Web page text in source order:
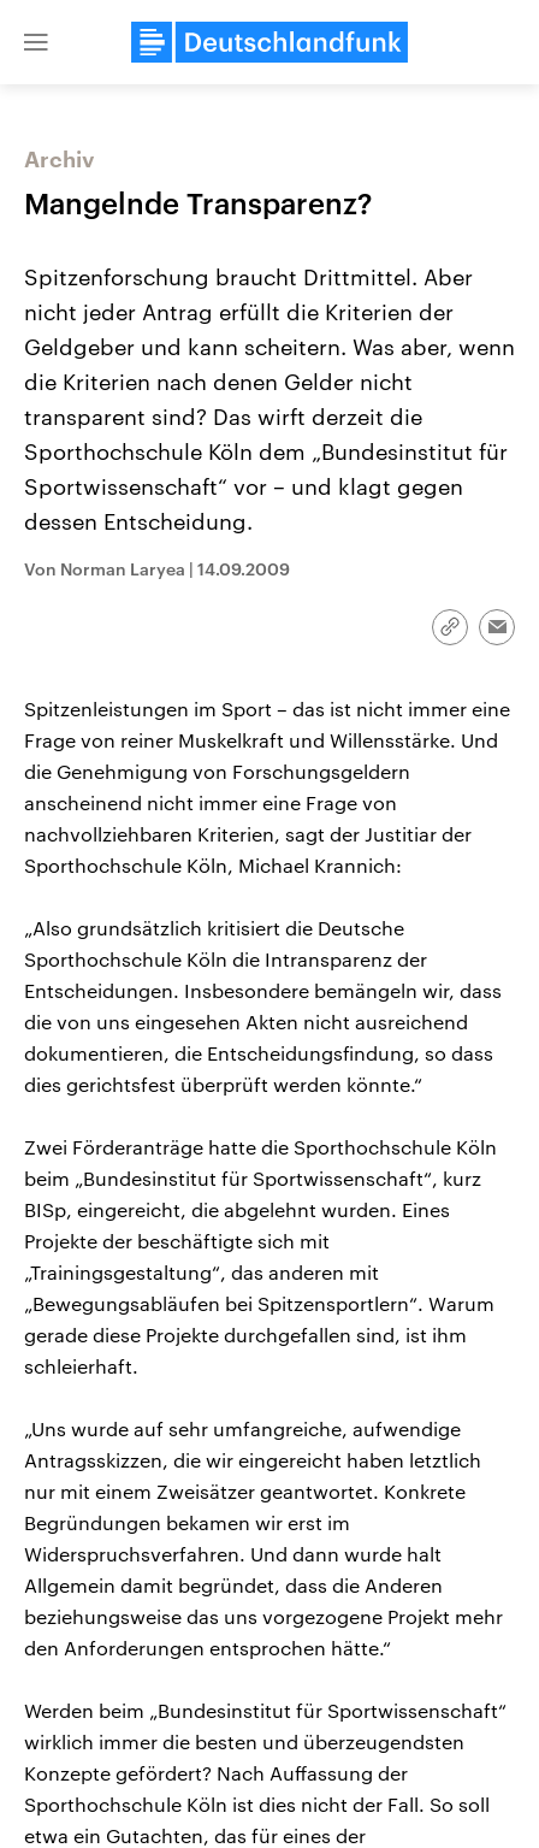
Close
Landtagswahl Sachsen-Anhalt
Alle Informationen
Sachsen-Anhalt wählt am 6.
September 2026 einen neuen
Landtag. Seit 2021 wird das
Bundesland von einer Koalition aus
Umfragen, Prognosen,
USA
Aktuelle Beiträge,
Hintergründe
Wirtschaftlich und
gehören die Vereinigten
Archiv
Mangelnde Transparenz?
Spitzenforschung braucht Drittmittel. Aber
nicht jeder Antrag erfüllt die Kriterien der
Geldgeber und kann scheitern. Was aber, wenn
die Kriterien nach denen Gelder nicht
transparent sind? Das wirft derzeit die
Sporthochschule Köln dem „Bundesinstitut für
Sportwissenschaft“ vor – und klagt gegen
dessen Entscheidung.
Von Norman Laryea | 14.09.2009
Link
Spitzenleistungen im Sport – das ist nicht immer eine
Frage von reiner Muskelkraft und Willensstärke. Und
die Genehmigung von Forschungsgeldern
anscheinend nicht immer eine Frage von
nachvollziehbaren Kriterien, sagt der Justitiar der
Sporthochschule Köln, Michael Krannich:
„Also grundsätzlich kritisiert die Deutsche
Sporthochschule Köln die Intransparenz der
Entscheidungen. Insbesondere bemängeln wir, dass
die von uns eingesehen Akten nicht ausreichend
dokumentieren, die Entscheidungsfindung, so dass
dies gerichtsfest überprüft werden könnte.“
Zwei Förderanträge hatte die Sporthochschule Köln
beim „Bundesinstitut für Sportwissenschaft“, kurz
BISp, eingereicht, die abgelehnt wurden. Eines
Projekte der beschäftigte sich mit
„Trainingsgestaltung“, das anderen mit
„Bewegungsabläufen bei Spitzensportlern“. Warum
gerade diese Projekte durchgefallen sind, ist ihm
schleierhaft.
„Uns wurde auf sehr umfangreiche, aufwendige
Antragsskizzen, die wir eingereicht haben letztlich
nur mit einem Zweisätzer geantwortet. Konkrete
Begründungen bekamen wir erst im
Widerspruchsverfahren. Und dann wurde halt
Allgemein damit begründet, dass die Anderen
beziehungsweise das uns vorgezogene Projekt mehr
den Anforderungen entsprochen hätte.“
Werden beim „Bundesinstitut für Sportwissenschaft“
wirklich immer die besten und überzeugendsten
Konzepte gefördert? Nach Auffassung der
Sporthochschule Köln ist dies nicht der Fall. So soll
etwa ein Gutachten, das für eines der